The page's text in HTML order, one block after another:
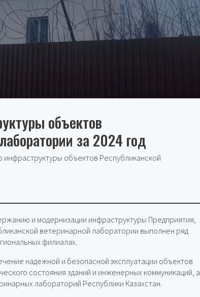
объектов
за 2024 год
объектов Республиканской
и модернизации инфраструктуры Предприятия,
ветеринарной лаборатории выполнен ряд
филиалах.
надежной и безопасной эксплуатации объектов
состояния зданий и инженерных коммуникаций, а
лабораторий Республики Казахстан.